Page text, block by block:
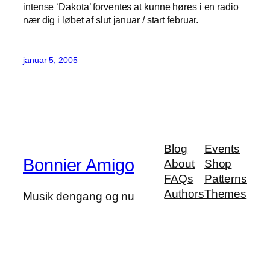
intense ‘Dakota’ forventes at kunne høres i en radio
nær dig i løbet af slut januar / start februar.
januar 5, 2005
Bonnier Amigo
Musik dengang og nu
Blog
About
FAQs
Authors
Events
Shop
Patterns
Themes